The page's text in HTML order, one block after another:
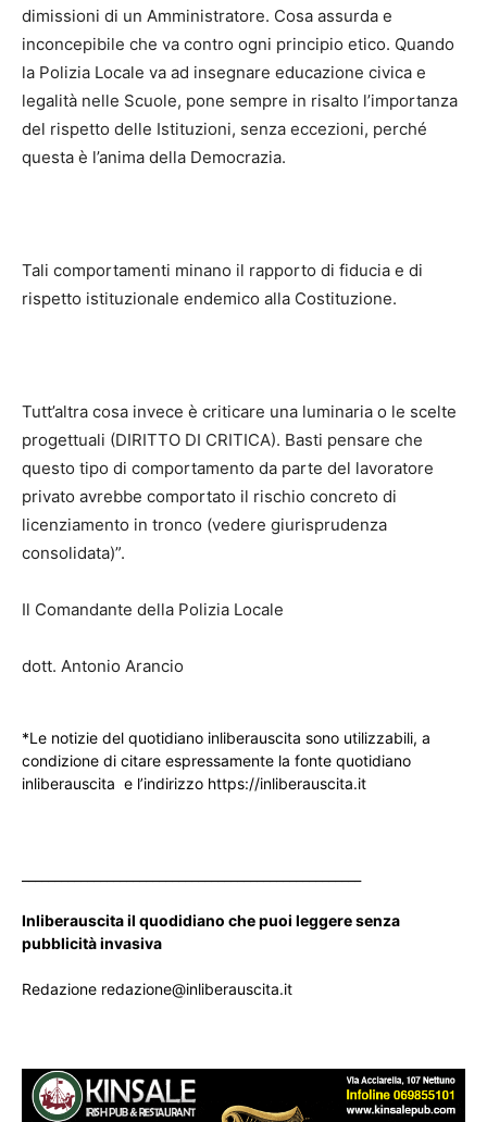
dimissioni di un Amministratore. Cosa assurda e
inconcepibile che va contro ogni principio etico. Quando
la Polizia Locale va ad insegnare educazione civica​ e
legalità nelle Scuole, pone sempre in risalto l’importanza
del rispetto delle Istituzioni, senza eccezioni, perché
questa è l’anima della Democrazia.
Tali comportamenti​ minano il rapporto di fiducia e di
rispetto istituzionale endemico alla Costituzione.
Tutt’altra cosa invece è criticare una luminaria o le scelte
progettuali (DIRITTO DI CRITICA). Basti pensare che
questo tipo di comportamento da parte del lavoratore
privato avrebbe comportato il rischio concreto di
licenziamento in tronco (vedere giurisprudenza
consolidata)”.
Il Comandante della Polizia Locale
dott. Antonio Arancio
*Le notizie del quotidiano inliberauscita sono utilizzabili, a
condizione di citare espressamente la fonte quotidiano
inliberauscita e l’indirizzo https://inliberauscita.it
Inliberauscita il quodidiano che puoi leggere senza
pubblicità invasiva
Redazione redazione@inliberauscita.it